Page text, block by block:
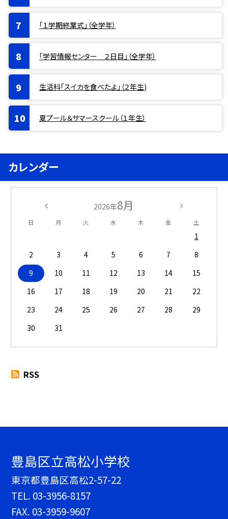
「１学期終業式」（全学年）
「学習情報センター ２日目」（全学年）
生活科「スイカを食べたよ」（２年生)
夏プール＆サマースクール（１年生）
カレンダー
2026年8月
日 月 火 水 木 金 土
1
2
3 4 5 6 7
8
9
10 11 12 13 14
15
16
17 18 19 20 21
22
23
24 25 26 27 28
29
30
31
RSS
豊島区立高松小学校
東京都豊島区高松2-57-22
TEL. 03-3956-8157
FAX. 03-3959-9607